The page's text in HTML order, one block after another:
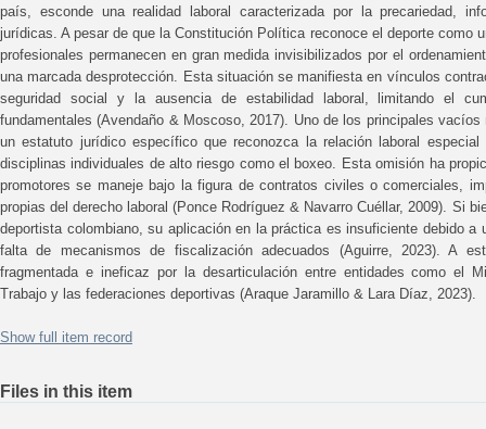
país, esconde una realidad laboral caracterizada por la precariedad,
jurídicas. A pesar de que la Constitución Política reconoce el deporte como
profesionales permanecen en gran medida invisibilizados por el
una marcada desprotección. Esta situación se manifiesta en vínculos
seguridad social y la ausencia de estabilidad laboral, limitando el
fundamentales (Avendaño & Moscoso, 2017). Uno de los principales
un estatuto jurídico específico que reconozca la relación laboral
disciplinas individuales de alto riesgo como el boxeo. Esta omisión ha
promotores se maneje bajo la figura de contratos civiles o comerciales,
propias del derecho laboral (Ponce Rodríguez & Navarro Cuéllar, 2009). Si
deportista colombiano, su aplicación en la práctica es insuficiente debido a
falta de mecanismos de fiscalización adecuados (Aguirre, 2023). A
fragmentada e ineficaz por la desarticulación entre entidades como el
Trabajo y las federaciones deportivas (Araque Jaramillo & Lara Díaz, 2023).
Show full item record
Files in this item